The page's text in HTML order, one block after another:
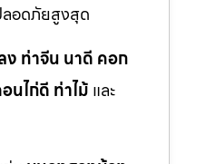
ลอดภัยสูงสุด
ง ท่าจีน นาดี คอก
นไก่ดี ท่าไม้ และ